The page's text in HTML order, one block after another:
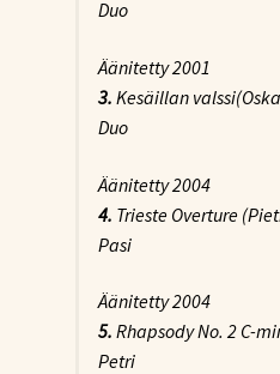
Duo
Äänitetty 2001
3. Kesäillan valssi
Duo
Äänitetty 2004
4. Trieste Overture
Pasi
Äänitetty 2004
5. Rhapsody No. 2 C-
Petri